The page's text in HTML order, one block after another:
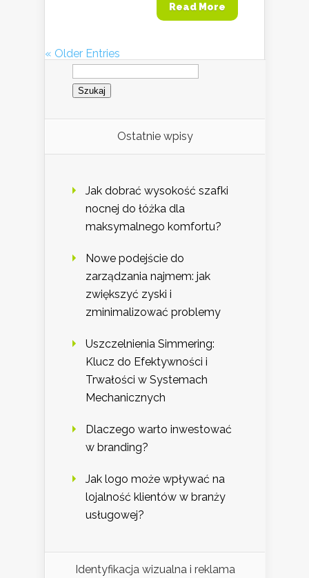
Read More
« Older Entries
Szukaj:
Ostatnie wpisy
Jak dobrać wysokość szafki
nocnej do łóżka dla
maksymalnego komfortu?
Nowe podejście do
zarządzania najmem: jak
zwiększyć zyski i
zminimalizować problemy
Uszczelnienia Simmering:
Klucz do Efektywności i
Trwałości w Systemach
Mechanicznych
Dlaczego warto inwestować
w branding?
Jak logo może wpływać na
lojalność klientów w branży
usługowej?
Identyfikacja wizualna i reklama